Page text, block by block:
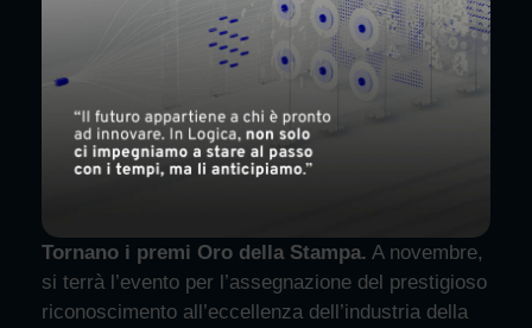
Tornano i premi Oro della Stampa. A novembre,
si terrà l’evento per l’assegnazione del prestigioso
riconoscimento all’eccellenza dell’industria della